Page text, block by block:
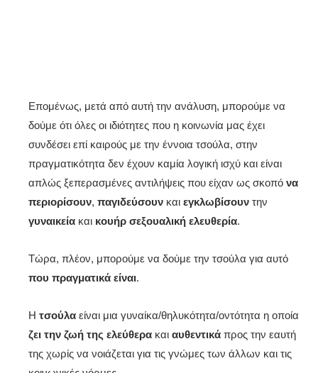
Επομένως, μετά από αυτή την ανάλυση, μπορούμε να
δούμε ότι όλες οι ιδιότητες που η κοινωνία μας έχει
συνδέσει επί καιρούς με την έννοια τσούλα, στην
πραγματικότητα δεν έχουν καμία λογική ισχύ και είναι
απλώς ξεπερασμένες αντιλήψεις που είχαν ως σκοπό να
περιορίσουν, παγιδεύσουν και εγκλωβίσουν την
γυναικεία και κουήρ σεξουαλική ελευθερία.
Τώρα, πλέον, μπορούμε να δούμε την τσούλα για αυτό
που πραγματικά είναι.
Η τσούλα είναι μια γυναίκα/θηλυκότητα/οντότητα η οποία
ζει την ζωή της ελεύθερα και αυθεντικά προς την εαυτή
της χωρίς να νοιάζεται για τις γνώμες των άλλων και τις